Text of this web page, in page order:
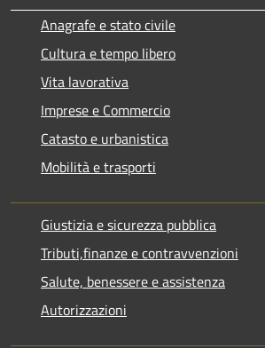
Anagrafe e stato civile
Cultura e tempo libero
Vita lavorativa
Imprese e Commercio
Catasto e urbanistica
Mobilità e trasporti
Giustizia e sicurezza pubblica
Tributi,finanze e contravvenzioni
Salute, benessere e assistenza
Autorizzazioni